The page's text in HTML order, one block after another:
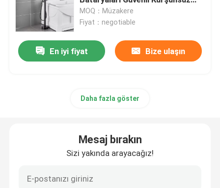
Paslanmaz Çelik Banyo Bataryası
Paslanmaz Çelik Mutfak Bataryası
Tek Soğuk Lavabo Musluğu
Bulaşık Yıkama Musluğu
Set
MOQ：Müzakere
Fiyat：negotiable
En iyi fiyat Bize ulaşın
Daha fazla göster
Mesaj bırakın
Sizi yakında arayacağız!